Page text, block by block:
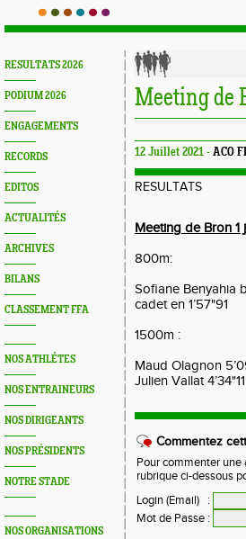
RESULTATS 2026
PODIUM 2026
ENGAGEMENTS
RECORDS
EDITOS
ACTUALITÉS
ARCHIVES
BILANS
CLASSEMENT FFA
NOS ATHLÉTES
NOS ENTRAINEURS
NOS DIRIGEANTS
NOS PRÉSIDENTS
NOTRE STADE
NOS ORGANISATIONS
Meeting de
12 Juillet 2021 - ACO
RESULTATS
Meeting de Bron 1
800m:
Sofiane Benyahia
cadet en 1’57"91
1500m :
Maud Olagnon
Julien Vallat
Commentez
Pour commenter
rubrique ci-dessous
Login (Email)
:
Mot de Passe :